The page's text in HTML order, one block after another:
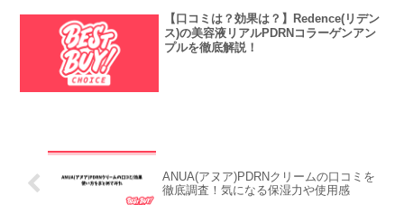
【口コミは？効果は？】Redence(リデン
ス)の美容液リアルPDRNコラーゲンアン
プルを徹底解説！
ANUA(アヌア)PDRNクリームの口コミを
徹底調査！気になる保湿力や使用感